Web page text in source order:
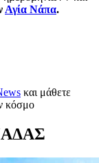
Αγία Νάπα.
και μάθετε
κόσμο